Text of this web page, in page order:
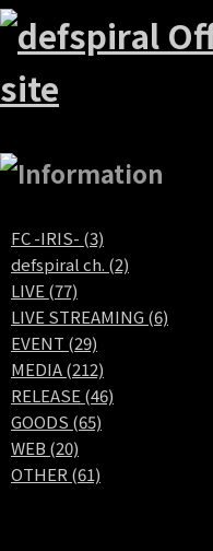
FC -IRIS- (3)
defspiral ch. (2)
LIVE (77)
LIVE STREAMING (6)
EVENT (29)
MEDIA (212)
RELEASE (46)
GOODS (65)
WEB (20)
OTHER (61)